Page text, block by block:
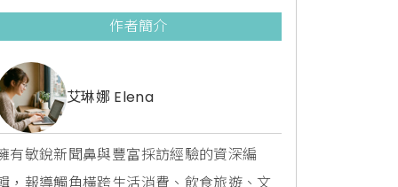
作者簡介
艾琳娜 Elena
有敏銳新聞鼻與豐富採訪經驗的資深編